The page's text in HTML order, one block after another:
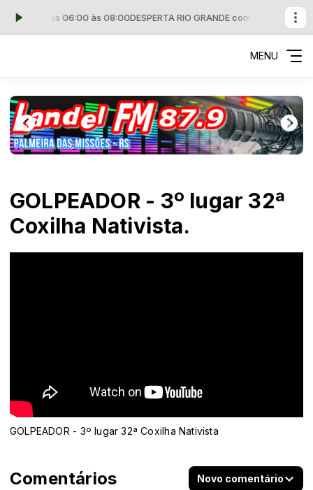
miro das 06:00 às 08:00DESPERTA RIO GRANDE com miro das 06:00
MENU
GOLPEADOR - 3º lugar 32ª
Coxilha Nativista.
GOLPEADOR - 3º lugar 32ª Coxilha Nativista
Comentários Novo comentário